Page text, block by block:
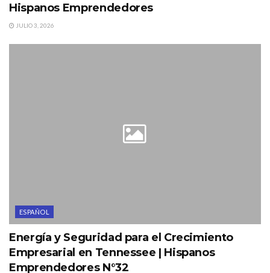
Hispanos Emprendedores
JULIO 3, 2026
ESPAÑOL
Energía y Seguridad para el Crecimiento
Empresarial en Tennessee | Hispanos
Emprendedores N°32